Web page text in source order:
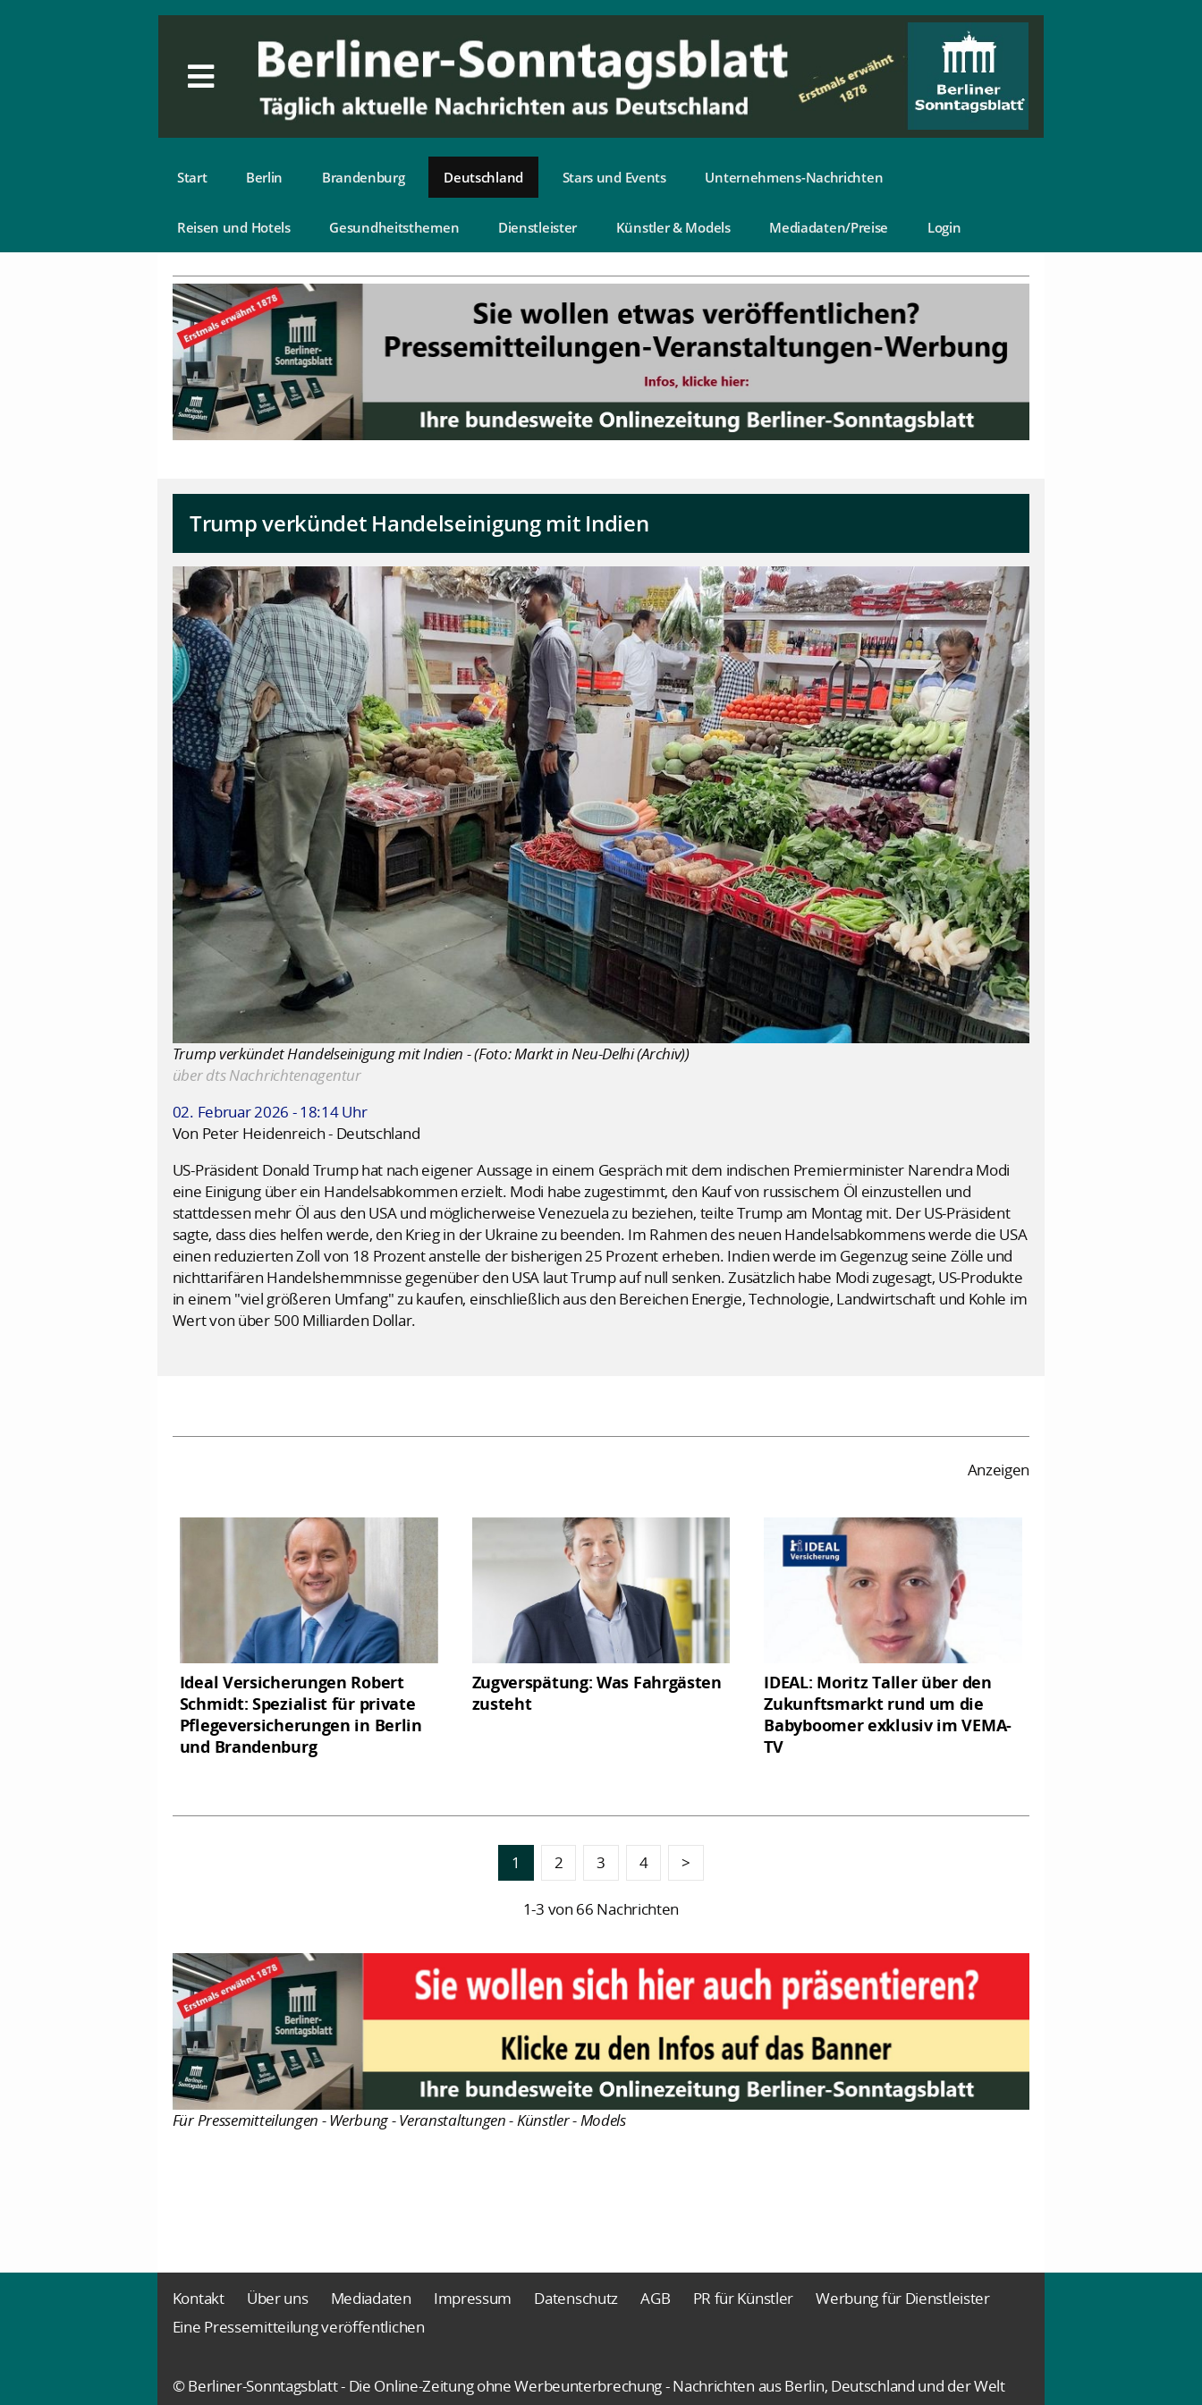
Start Berlin Brandenburg Deutschland Stars und Events Unternehmens-Nachrichten
Reisen und Hotels Gesundheitsthemen Dienstleister Künstler & Models Mediadaten/Preise Login
Trump verkündet Handelseinigung mit Indien
Trump verkündet Handelseinigung mit Indien - (Foto: Markt in Neu-Delhi (Archiv))
über dts Nachrichtenagentur
02. Februar 2026 - 18:14 Uhr
Von Peter Heidenreich - Deutschland
US-Präsident Donald Trump hat nach eigener Aussage in einem Gespräch mit dem indischen Premierminister Narendra Modi
eine Einigung über ein Handelsabkommen erzielt. Modi habe zugestimmt, den Kauf von russischem Öl einzustellen und
stattdessen mehr Öl aus den USA und möglicherweise Venezuela zu beziehen, teilte Trump am Montag mit. Der US-Präsident
sagte, dass dies helfen werde, den Krieg in der Ukraine zu beenden. Im Rahmen des neuen Handelsabkommens werde die USA
einen reduzierten Zoll von 18 Prozent anstelle der bisherigen 25 Prozent erheben. Indien werde im Gegenzug seine Zölle und
nichttarifären Handelshemmnisse gegenüber den USA laut Trump auf null senken. Zusätzlich habe Modi zugesagt, US-Produkte
in einem "viel größeren Umfang" zu kaufen, einschließlich aus den Bereichen Energie, Technologie, Landwirtschaft und Kohle im
Wert von über 500 Milliarden Dollar.
Anzeigen
Ideal Versicherungen Robert
Schmidt: Spezialist für private
Pflegeversicherungen in Berlin
und Brandenburg
Zugverspätung: Was Fahrgästen
zusteht
IDEAL: Moritz Taller über den
Zukunftsmarkt rund um die
Babyboomer exklusiv im VEMA-
TV
1 2 3 4 >
1-3 von 66 Nachrichten
Für Pressemitteilungen - Werbung - Veranstaltungen - Künstler - Models
Kontakt Über uns Mediadaten Impressum Datenschutz AGB PR für Künstler
Werbung für Dienstleister
Eine Pressemitteilung veröffentlichen
© Berliner-Sonntagsblatt - Die Online-Zeitung ohne Werbeunterbrechung - Nachrichten aus Berlin, Deutschland und der Welt